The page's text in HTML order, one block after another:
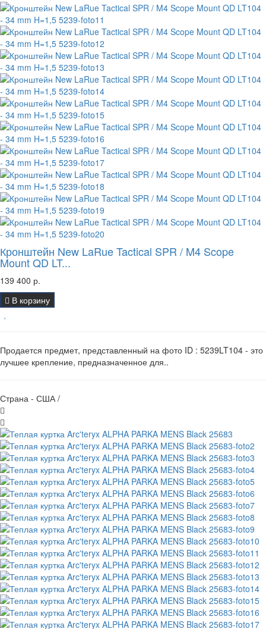
Кронштейн New LaRue Tactical SPR / M4 Scope
Mount QD LT...
139 400 р.
В корзину
Продается предмет, представленный на фото ID : 5239LT104 - это
лучшее крепление, предназначенное для..
Страна - США /